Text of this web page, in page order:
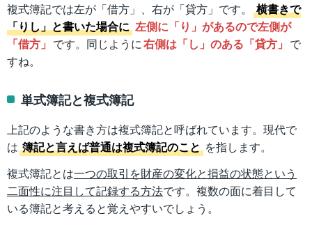
複式簿記では左が「借方」、右が「貸方」です。
横書きで
「りし」と書いた場合に 左側に「り」があるので左側が
「借方」 です。同じように右側は「し」のある「貸方」 で
すね。
単式簿記と複式簿記
上記のような書き方は複式簿記と呼ばれています。現代で
は 簿記と言えば普通は複式簿記のこと を指します。
複式簿記とは一つの取引を財産の変化と損益の状態という
二面性に注目して記録する方法です。複数の面に着目して
いる簿記と考えると覚えやすいでしょう。